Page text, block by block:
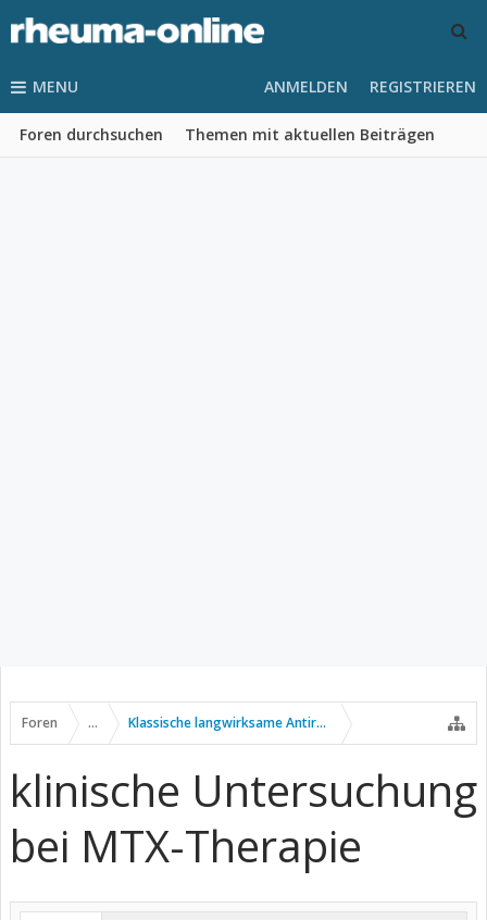
MENU
Foren durchsuchen Themen mit aktuellen Beiträgen
ANMELDEN REGISTRIEREN
Foren ... Klassische langwirksame Antirheumatika
klinische Untersuchung
bei MTX-Therapie